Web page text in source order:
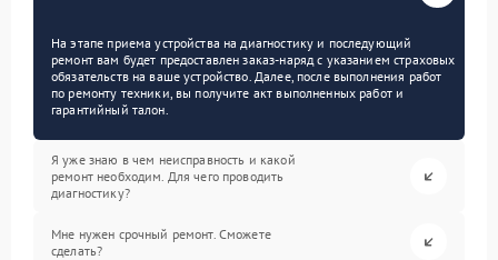
На этапе приема устройства на диагностику и последующий
ремонт вам будет предоставлен заказ-наряд с указанием страховых
обязательств на ваше устройство. Далее, после выполнения работ
по ремонту техники, вы получите акт выполненных работ и
гарантийный талон.
Я уже знаю в чем неисправность и какой
ремонт необходим. Для чего проводить
диагностику?
Мне нужен срочный ремонт. Сможете
сделать?